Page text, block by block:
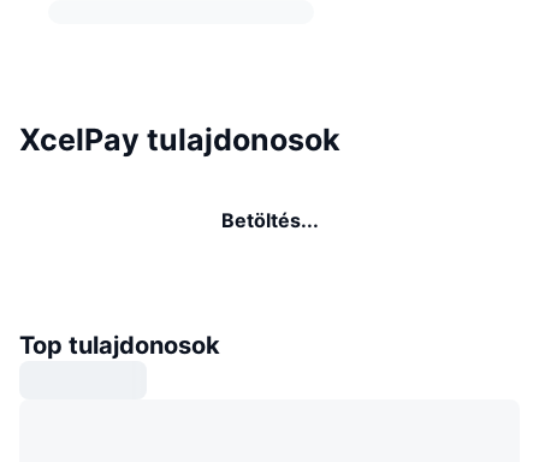
XcelPay tulajdonosok
Betöltés...
Top tulajdonosok